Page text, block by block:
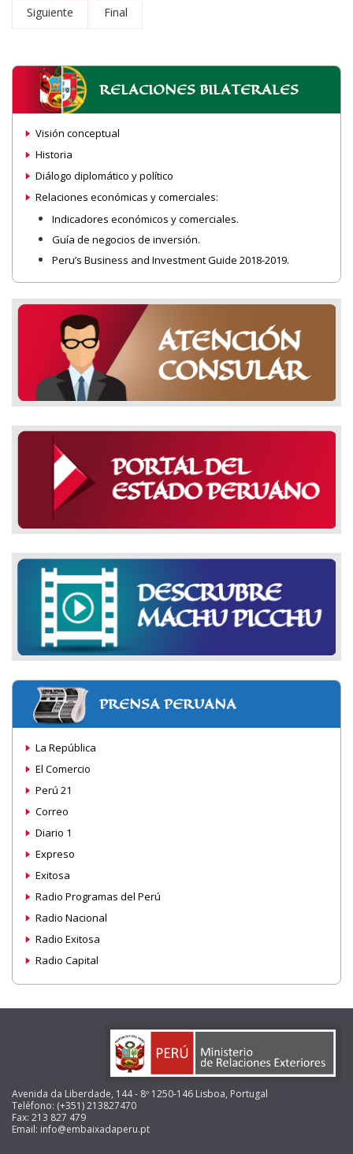
Siguiente Final
RELACIONES BILATERALES
Visión conceptual
Historia
Diálogo diplomático y político
Relaciones económicas y comerciales:
Indicadores económicos y comerciales.
Guía de negocios de inversión.
Peru’s Business and Investment Guide 2018-2019.
PRENSA PERUANA
La República
El Comercio
Perú 21
Correo
Diario 1
Expreso
Exitosa
Radio Programas del Perú
Radio Nacional
Radio Exitosa
Radio Capital
Avenida da Liberdade, 144 - 8º 1250-146 Lisboa, Portugal
Teléfono: (+351) 213827470
Fax: 213 827 479
Email: info@embaixadaperu.pt